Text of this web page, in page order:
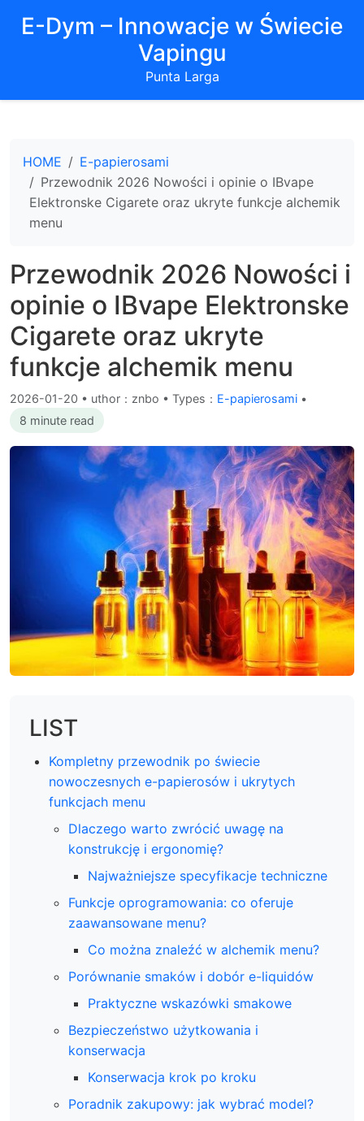
E-Dym – Innowacje w Świecie
Vapingu
Punta Larga
HOME
E-papierosami
Przewodnik 2026 Nowości i opinie o IBvape
Elektronske Cigarete oraz ukryte funkcje alchemik
menu
Przewodnik 2026 Nowości i
opinie o IBvape Elektronske
Cigarete oraz ukryte
funkcje alchemik menu
2026-01-20 • uthor：znbo • Types： E-papierosami •
8 minute read
LIST
Kompletny przewodnik po świecie
nowoczesnych e-papierosów i ukrytych
funkcjach menu
Dlaczego warto zwrócić uwagę na
konstrukcję i ergonomię?
Najważniejsze specyfikacje techniczne
Funkcje oprogramowania: co oferuje
zaawansowane menu?
Co można znaleźć w alchemik menu?
Porównanie smaków i dobór e-liquidów
Praktyczne wskazówki smakowe
Bezpieczeństwo użytkowania i
konserwacja
Konserwacja krok po kroku
Poradnik zakupowy: jak wybrać model?